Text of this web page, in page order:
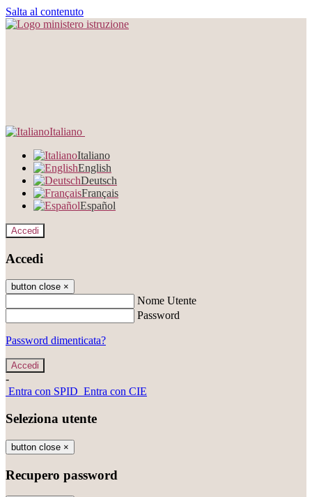
Salta al contenuto
Italiano
Italiano
English
Deutsch
Français
Español
Accedi
Accedi
button close ×
Nome Utente
Password
Password dimenticata?
-
Entra con SPID Entra con CIE
Seleziona utente
button close ×
Recupero password